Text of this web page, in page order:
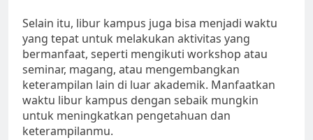
Selain itu, libur kampus juga bisa menjadi waktu
yang tepat untuk melakukan aktivitas yang
bermanfaat, seperti mengikuti workshop atau
seminar, magang, atau mengembangkan
keterampilan lain di luar akademik. Manfaatkan
waktu libur kampus dengan sebaik mungkin
untuk meningkatkan pengetahuan dan
keterampilanmu.